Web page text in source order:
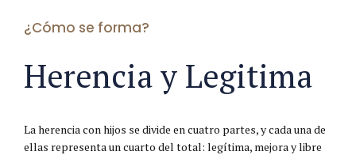
¿Cómo se forma?
Herencia y Legitima
La herencia con hijos se divide en cuatro partes, y cada una de
ellas representa un cuarto del total: legítima, mejora y libre